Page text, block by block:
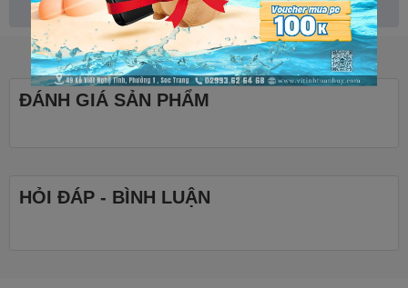
Thương hiệu:Netac
Dòng sản phẩm: Shadow II
Dung lượng:8GB
Loại RAM: DDR4
1.35V
Xem thêm
ĐÁNH GIÁ SẢN PHẨM
HỎI ĐÁP - BÌNH LUẬN